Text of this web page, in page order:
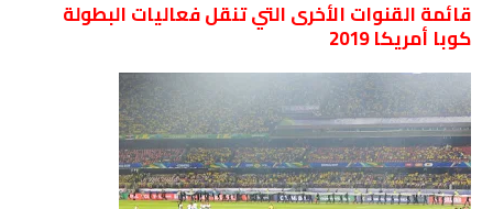
قائمة القنوات الأخرى التي تنقل فعاليات البطولة
كوبا أمريكا 2019